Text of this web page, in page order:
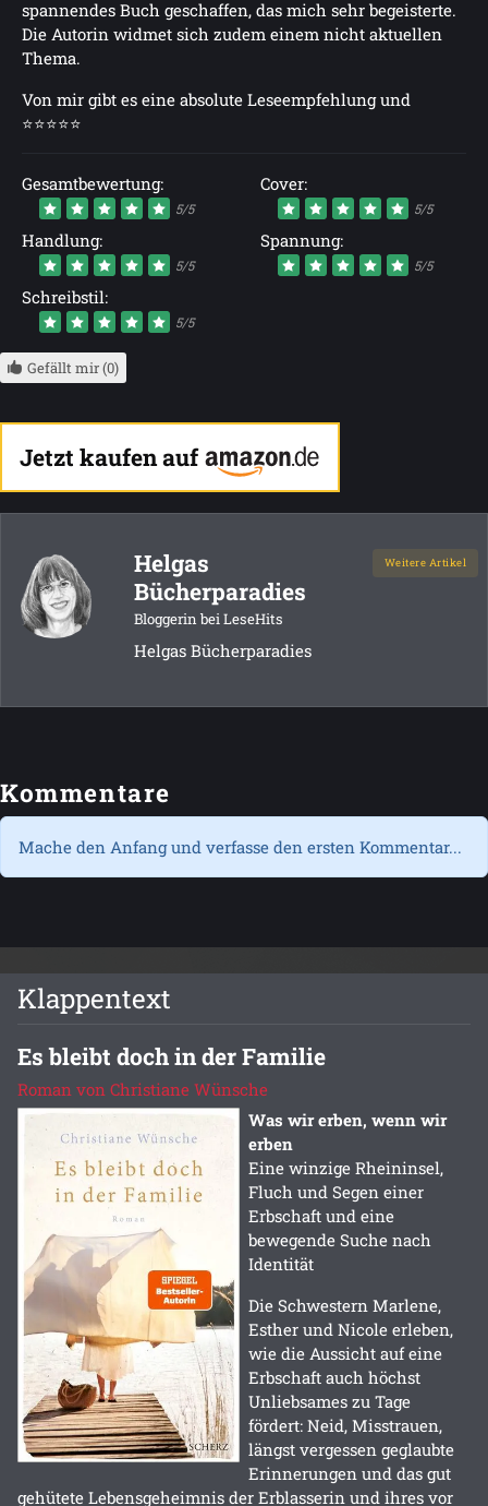
spannendes Buch geschaffen, das mich sehr begeisterte.
Die Autorin widmet sich zudem einem nicht aktuellen
Thema.
Von mir gibt es eine absolute Leseempfehlung und
⭐⭐⭐⭐⭐
Gesamtbewertung:
5/5
Cover:
5/5
Handlung:
5/5
Spannung:
5/5
Schreibstil:
5/5
Gefällt mir (0)
Jetzt kaufen auf
Helgas
Bücherparadies
Bloggerin bei LeseHits
Weitere Artikel
Helgas Bücherparadies
Kommentare
Mache den Anfang und verfasse den ersten Kommentar...
Klappentext
Es bleibt doch in der Familie
Roman von Christiane Wünsche
Was wir erben, wenn wir
erben
Eine winzige Rheininsel,
Fluch und Segen einer
Erbschaft und eine
bewegende Suche nach
Identität
Die Schwestern Marlene,
Esther und Nicole erleben,
wie die Aussicht auf eine
Erbschaft auch höchst
Unliebsames zu Tage
fördert: Neid, Misstrauen,
längst vergessen geglaubte
Erinnerungen und das gut
gehütete Lebensgeheimnis der Erblasserin und ihres vor